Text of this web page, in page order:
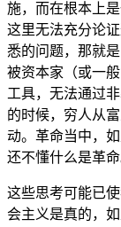
施，而在根本上
这里无法充分论
悉的问题，那就
被资本家（或一
工具，无法通过
的时候，穷人从
动。革命当中，
还不懂什么是革命
这些思考可能已
会主义是真的，